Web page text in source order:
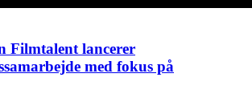
Filmtalent lancerer
med fokus på